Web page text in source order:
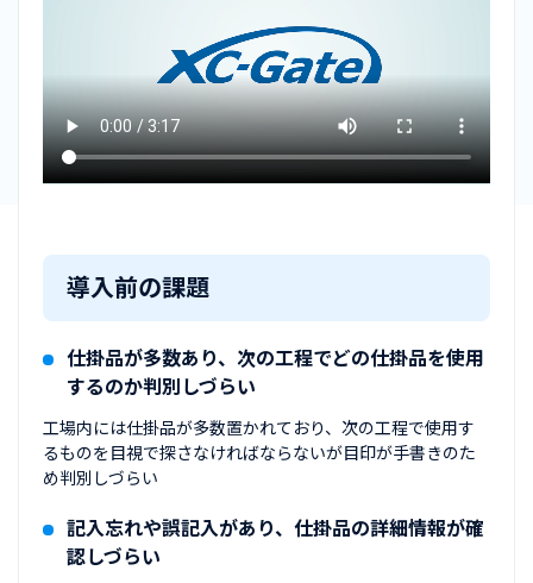
導入前の課題
仕掛品が多数あり、次の工程でどの仕掛品を使用
するのか判別しづらい
工場内には仕掛品が多数置かれており、次の工程で使用す
るものを目視で探さなければならないが目印が手書きのた
め判別しづらい
記入忘れや誤記入があり、仕掛品の詳細情報が確
認しづらい